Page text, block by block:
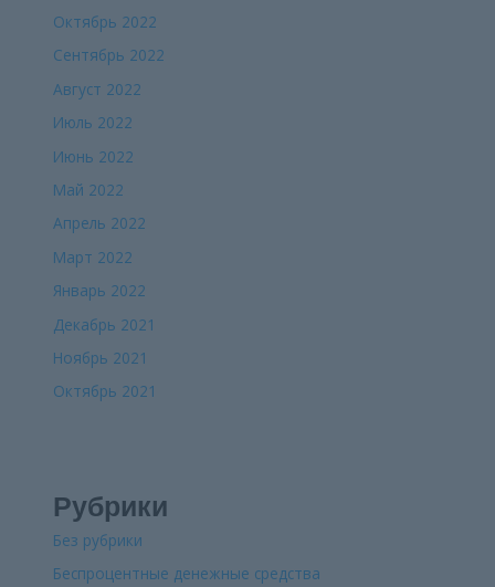
Октябрь 2022
Сентябрь 2022
Август 2022
Июль 2022
Июнь 2022
Май 2022
Апрель 2022
Март 2022
Январь 2022
Декабрь 2021
Ноябрь 2021
Октябрь 2021
Рубрики
Без рубрики
Беспроцентные денежные средства